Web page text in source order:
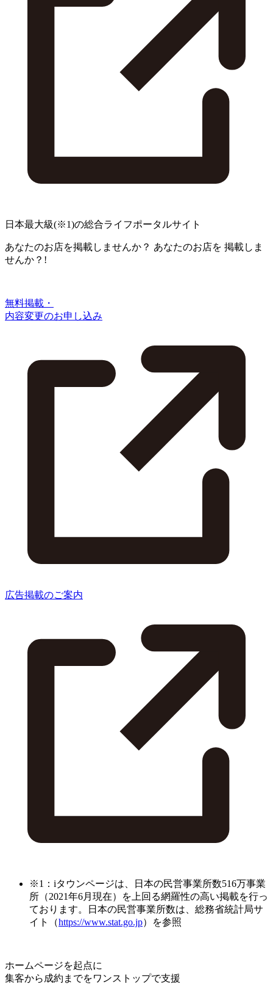
日本最大級(※1)の総合ライフポータルサイト
あなたのお店を掲載しませんか？ あなたのお店を 掲載しま
せんか？!
無料掲載・
内容変更のお申し込み
広告掲載のご案内
※1：iタウンページは、日本の民営事業所数516万事業
所（2021年6月現在）を上回る網羅性の高い掲載を行っ
ております。日本の民営事業所数は、総務省統計局サ
イト（https://www.stat.go.jp）を参照
ホームページを起点に
集客から成約までをワンストップで支援